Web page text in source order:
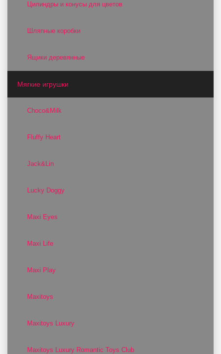
Цилиндры и конусы для цветов
Шляпные коробки
Ящики деревянные
Мягкие игрушки
Choco&Milk
Fluffy Heart
Jack&Lin
Lucky Doggy
Maxi Eyes
Maxi Life
Maxi Play
Maxitoys
Maxitoys Luxury
Maxitoys Luxury Romantic Toys Club